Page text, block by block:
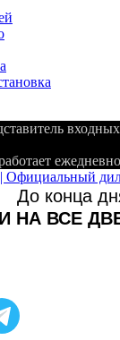
До конца
НА ВСЕ